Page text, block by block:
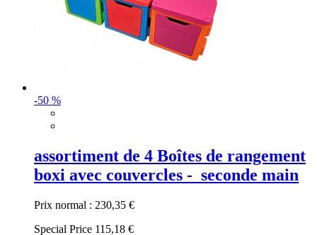
-50 %
assortiment de 4 Boîtes de rangement
boxi avec couvercles - seconde main
Prix normal : 230,35 €
Special Price 115,18 €